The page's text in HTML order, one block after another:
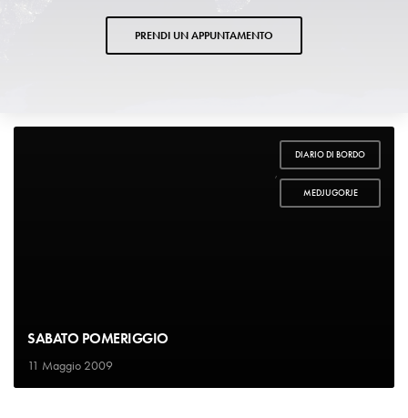
PRENDI UN APPUNTAMENTO
DIARIO DI BORDO
,
MEDJUGORJE
SABATO POMERIGGIO
11 Maggio 2009